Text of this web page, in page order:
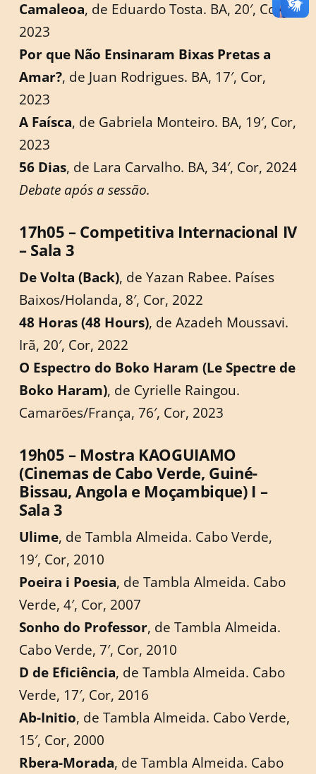
Camaleoa, de Eduardo Tosta. BA, 20′, Cor,
2023
Por que Não Ensinaram Bixas Pretas a
Amar?, de Juan Rodrigues. BA, 17′, Cor,
2023
A Faísca, de Gabriela Monteiro. BA, 19′, Cor,
2023
56 Dias, de Lara Carvalho. BA, 34′, Cor, 2024
Debate após a sessão.
17h05 – Competitiva Internacional IV
– Sala 3
De Volta (Back), de Yazan Rabee. Países
Baixos/Holanda, 8′, Cor, 2022
48 Horas (48 Hours), de Azadeh Moussavi.
Irã, 20′, Cor, 2022
O Espectro do Boko Haram (Le Spectre de
Boko Haram), de Cyrielle Raingou.
Camarões/França, 76′, Cor, 2023
19h05 – Mostra KAOGUIAMO
(Cinemas de Cabo Verde, Guiné-
Bissau, Angola e Moçambique) I –
Sala 3
Ulime, de Tambla Almeida. Cabo Verde,
19′, Cor, 2010
Poeira i Poesia, de Tambla Almeida. Cabo
Verde, 4′, Cor, 2007
Sonho do Professor, de Tambla Almeida.
Cabo Verde, 7′, Cor, 2010
D de Eficiência, de Tambla Almeida. Cabo
Verde, 17′, Cor, 2016
Ab-Initio, de Tambla Almeida. Cabo Verde,
15′, Cor, 2000
Rbera-Morada, de Tambla Almeida. Cabo